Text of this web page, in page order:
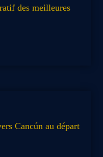
des meilleures
Cancún au départ